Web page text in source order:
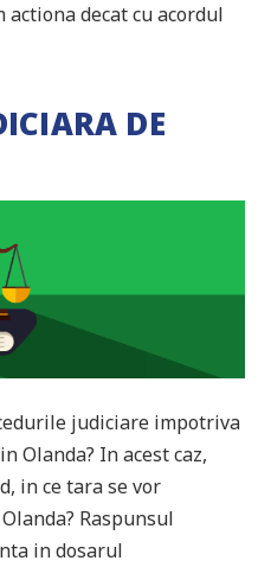
decat cu acordul
DE
judiciare impotriva
Olanda? In acest caz,
in ce tara se vor
Raspunsul
in dosarul